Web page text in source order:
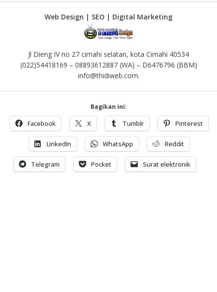
Web Design | SEO | Digital Marketing
Jl Dieng IV no 27 cimahi selatan, kota Cimahi 40534
(022)54418169 – 08893612887 (WA) – D6476796 (BBM)
info@thidiweb.com.
Bagikan ini:
Facebook X Tumblr Pinterest
LinkedIn WhatsApp Reddit
Telegram Pocket Surat elektronik